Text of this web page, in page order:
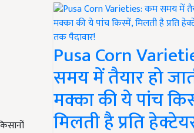
Pusa Corn
समय में तैयार हो
मक्का की ये पांच
मिलती है प्रति